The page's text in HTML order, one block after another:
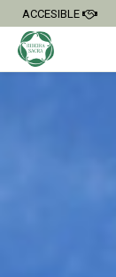
ACCESIBLE